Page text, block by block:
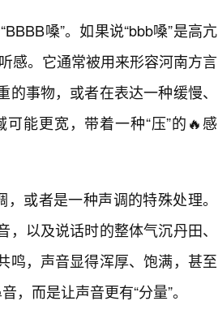
嗓”。如果说“bbb嗓”是高亢
感。它通常被用来形容河南方言
事物，或者在表达一种缓慢、
能更宽，带着一种“压”的🔥感
，或者是一种声调的特殊处理。
以及说话时的整体气沉丹田、
鸣，声音显得浑厚、饱满，甚至
，而是让声音更有“分量”。